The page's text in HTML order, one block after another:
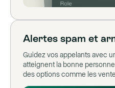
Alertes spam et
Guidez vos appelants avec
atteignent la bonne
des options comme les